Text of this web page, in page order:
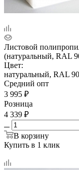
Листовой
(натуральный, RAL
Цвет:
натуральный, RAL
Средний опт
3 995 ₽
Розница
4 339 ₽
В корзину
Купить в 1 клик